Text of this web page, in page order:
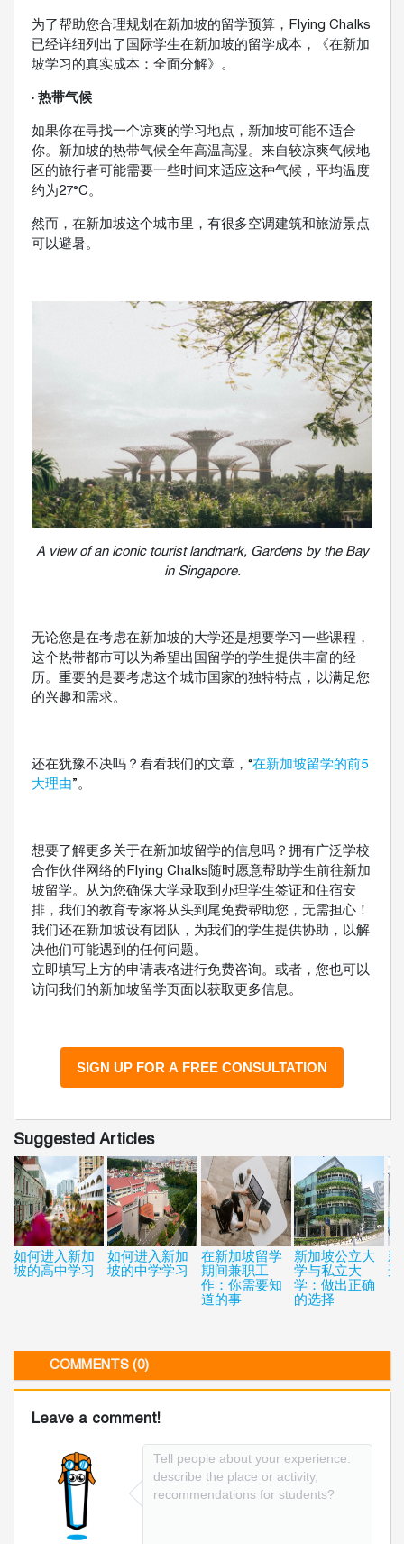
为了帮助您合理规划在新加坡的留学预算，Flying Chalks
已经详细列出了国际学生在新加坡的留学成本，《在新加
坡学习的真实成本：全面分解》。
· 热带气候
如果你在寻找一个凉爽的学习地点，新加坡可能不适合
你。新加坡的热带气候全年高温高湿。来自较凉爽气候地
区的旅行者可能需要一些时间来适应这种气候，平均温度
约为27°C。
然而，在新加坡这个城市里，有很多空调建筑和旅游景点
可以避暑。
A view of an iconic tourist landmark, Gardens by the Bay
in Singapore.
无论您是在考虑在新加坡的大学还是想要学习一些课程，
这个热带都市可以为希望出国留学的学生提供丰富的经
历。重要的是要考虑这个城市国家的独特特点，以满足您
的兴趣和需求。
还在犹豫不决吗？看看我们的文章，“在新加坡留学的前5
大理由 ”。
想要了解更多关于在新加坡留学的信息吗？拥有广泛学校
合作伙伴网络的Flying Chalks随时愿意帮助学生前往新加
坡留学。从为您确保大学录取到办理学生签证和住宿安
排，我们的教育专家将从头到尾免费帮助您，无需担心！
我们还在新加坡设有团队，为我们的学生提供协助，以解
决他们可能遇到的任何问题。
立即填写上方的申请表格进行免费咨询。或者，您也可以
访问我们的新加坡留学页面以获取更多信息。
Suggested Articles
如何进入新加
坡的高中学习
如何进入新加
坡的中学学习
在新加坡留学
期间兼职工
作：你需要知
道的事
新加坡公立大
学与私立大
学：做出正确
的选择
选
COMMENTS (0)
Leave a comment!